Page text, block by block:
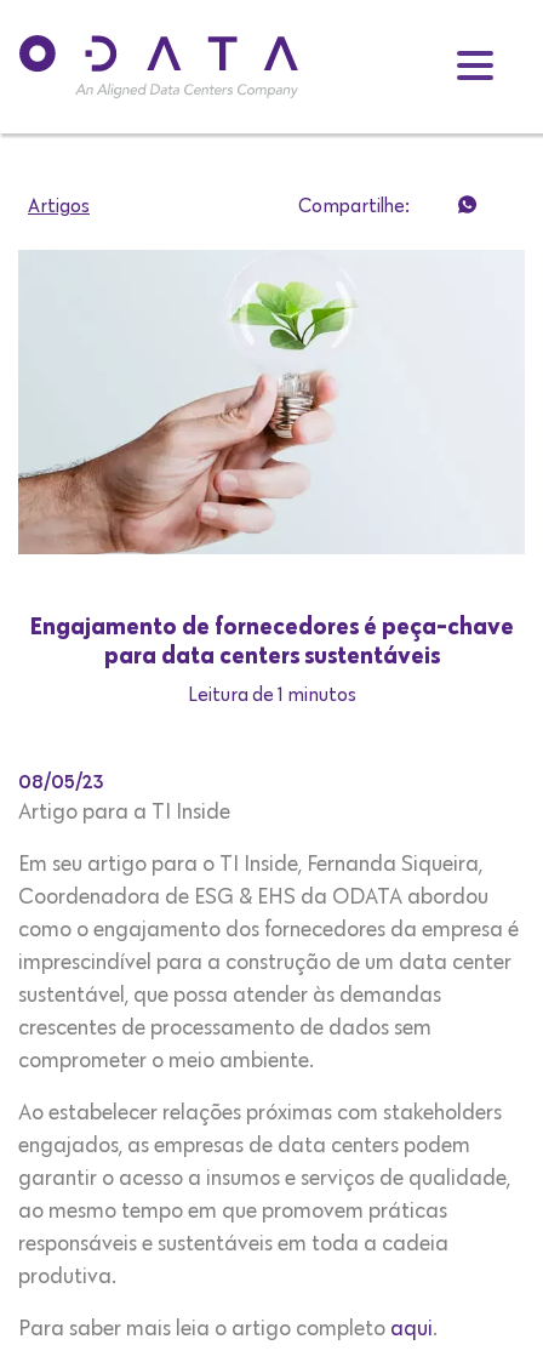
Artigos Compartilhe:
Engajamento de fornecedores é peça-chave
para data centers sustentáveis
Leitura de 1 minutos
08/05/23
Artigo para a TI Inside
Em seu artigo para o TI Inside, Fernanda Siqueira,
Coordenadora de ESG & EHS da ODATA abordou
como o engajamento dos fornecedores da empresa é
imprescindível para a construção de um data center
sustentável, que possa atender às demandas
crescentes de processamento de dados sem
comprometer o meio ambiente.
Ao estabelecer relações próximas com stakeholders
engajados, as empresas de data centers podem
garantir o acesso a insumos e serviços de qualidade,
ao mesmo tempo em que promovem práticas
responsáveis e sustentáveis em toda a cadeia
produtiva.
Para saber mais leia o artigo completo aqui.